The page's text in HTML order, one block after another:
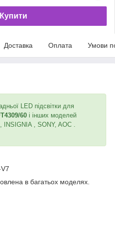
Купити
Доставка Оплата Умови
LED підсвітки для
60 і інших моделей
, SONY, AOC .
в багатьох моделях.